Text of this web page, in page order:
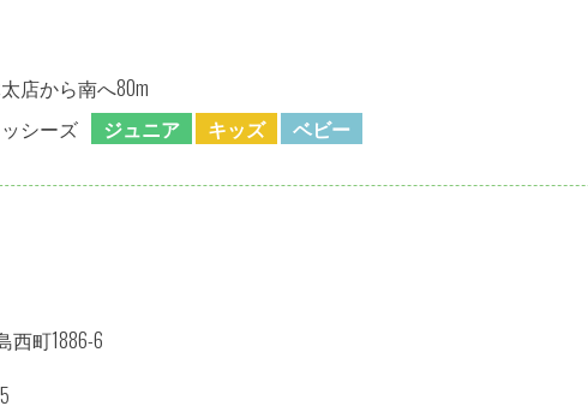
店から南へ80m
シーズ ジュニア キッズ ベビー
西町1886-6